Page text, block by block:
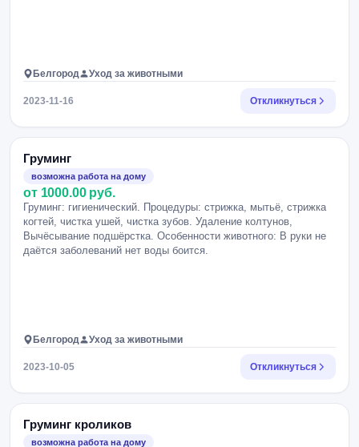
Белгород Уход за животными
2023-11-16 Откликнуться
Груминг
возможна работа на дому
от 1000.00 руб.
Груминг: гигиенический. Процедуры: стрижка, мытьё, стрижка
когтей, чистка ушей, чистка зубов. Удаление колтунов,
Вычёсывание подшёрстка. Особенности животного: В руки не
даётся заболеваний нет воды боится.
Белгород Уход за животными
2023-10-05 Откликнуться
Груминг кроликов
возможна работа на дому